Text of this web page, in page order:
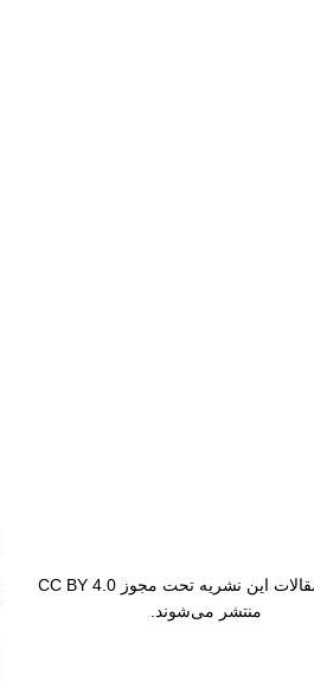
تمامی مقالات این نشریه تحت مجوز CC BY 4.0
منتشر می‌شوند.